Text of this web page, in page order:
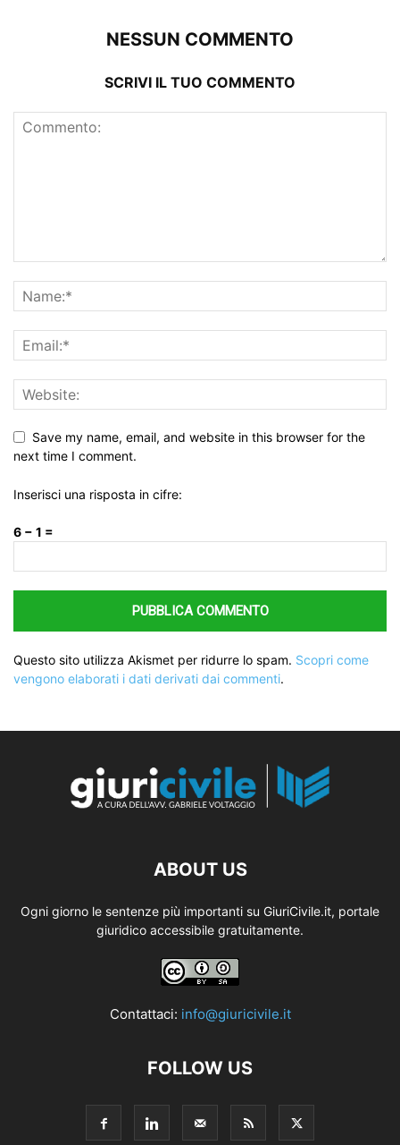
NESSUN COMMENTO
SCRIVI IL TUO COMMENTO
Save my name, email, and website in this browser for the
next time I comment.
Inserisci una risposta in cifre:
6 − 1 =
Questo sito utilizza Akismet per ridurre lo spam. Scopri come
vengono elaborati i dati derivati dai commenti.
ABOUT US
Ogni giorno le sentenze più importanti su GiuriCivile.it, portale
giuridico accessibile gratuitamente.
Contattaci: info@giuricivile.it
FOLLOW US